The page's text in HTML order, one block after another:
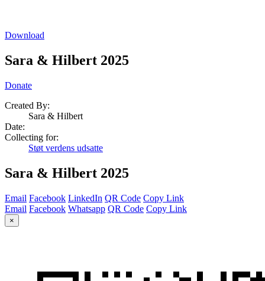
Download
Sara & Hilbert 2025
Donate
Created By:
Sara & Hilbert
Date:
Collecting for:
Støt verdens udsatte
Sara & Hilbert 2025
Email Facebook LinkedIn QR Code Copy Link
Email Facebook Whatsapp QR Code Copy Link
×